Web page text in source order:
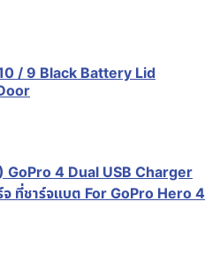
/ 9 Black Battery Lid
4 Dual USB Charger
ที่ชาร์จแบต For GoPro Hero 4